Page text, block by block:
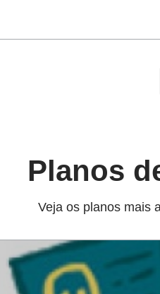
Planos
Veja os planos mais